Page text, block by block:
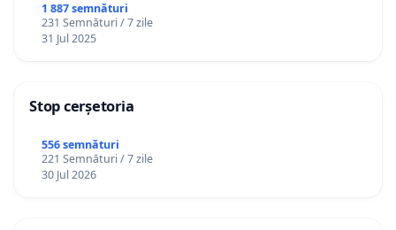
1 887 semnături
231 Semnături / 7 zile
31 Jul 2025
Stop cerșetoria
556 semnături
221 Semnături / 7 zile
30 Jul 2026